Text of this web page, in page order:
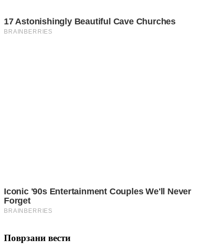
Поврзани вести